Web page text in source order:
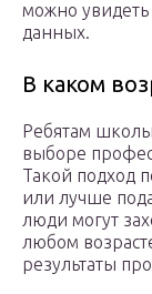
можно увидеть
данных.
В каком
Ребятам
выборе
Такой подход
или лучше
люди могут
любом
результаты